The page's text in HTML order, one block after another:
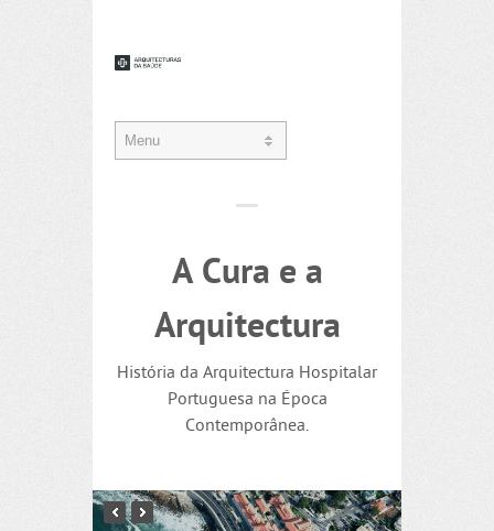
A Cura e a
Arquitectura
História da Arquitectura Hospitalar
Portuguesa na Época
Contemporânea.